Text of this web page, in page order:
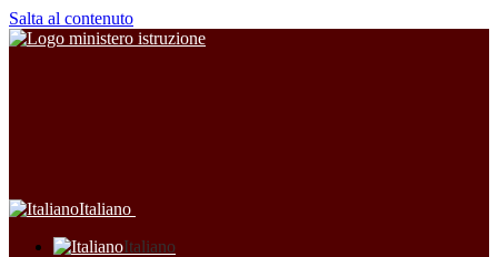
Salta al contenuto
Italiano
Italiano